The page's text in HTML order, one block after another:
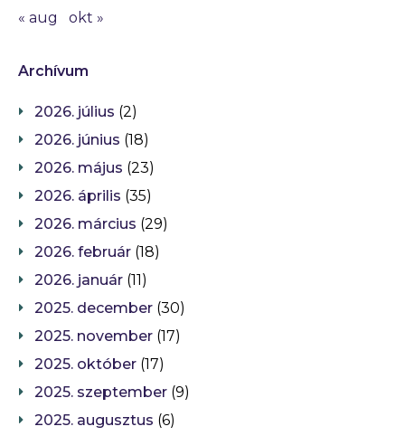
« aug okt »
Archívum
2026. július (2)
2026. június (18)
2026. május (23)
2026. április (35)
2026. március (29)
2026. február (18)
2026. január (11)
2025. december (30)
2025. november (17)
2025. október (17)
2025. szeptember (9)
2025. augusztus (6)